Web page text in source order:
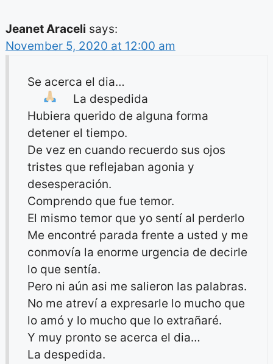
Jeanet Araceli says:
November 5, 2020 at 12:00 am
Se acerca el dia…
La despedida
Hubiera querido de alguna forma
detener el tiempo.
De vez en cuando recuerdo sus ojos
tristes que reflejaban agonia y
desesperación.
Comprendo que fue temor.
El mismo temor que yo sentí al perderlo
Me encontré parada frente a usted y me
conmovía la enorme urgencia de decirle
lo que sentía.
Pero ni aún asi me salieron las palabras.
No me atreví a expresarle lo mucho que
lo amó y lo mucho que lo extrañaré.
Y muy pronto se acerca el dia…
La despedida.